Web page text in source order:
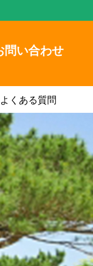
問い合わせ
よくある質問